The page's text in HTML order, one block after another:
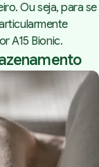
Ou seja, para se
A15 Bionic.